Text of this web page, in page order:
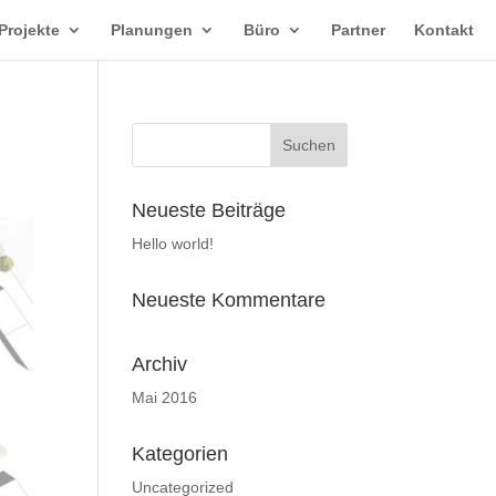
Planungen Büro Partner Kontakt
Neueste Beiträge
Hello world!
Neueste Kommentare
Archiv
Mai 2016
Kategorien
Uncategorized